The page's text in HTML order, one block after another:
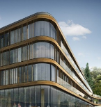
Galeria
Filmy